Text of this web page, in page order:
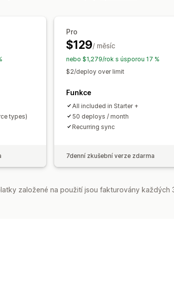
types)
Pro
$129/ měsíc
nebo $1,279/rok s úsporou 17 %
$2/deploy over limit
Funkce
All included in Starter +
50 deploys / month
Recurring sync
7denní zkušební verze zdarma
založené na použití jsou fakturovány každých